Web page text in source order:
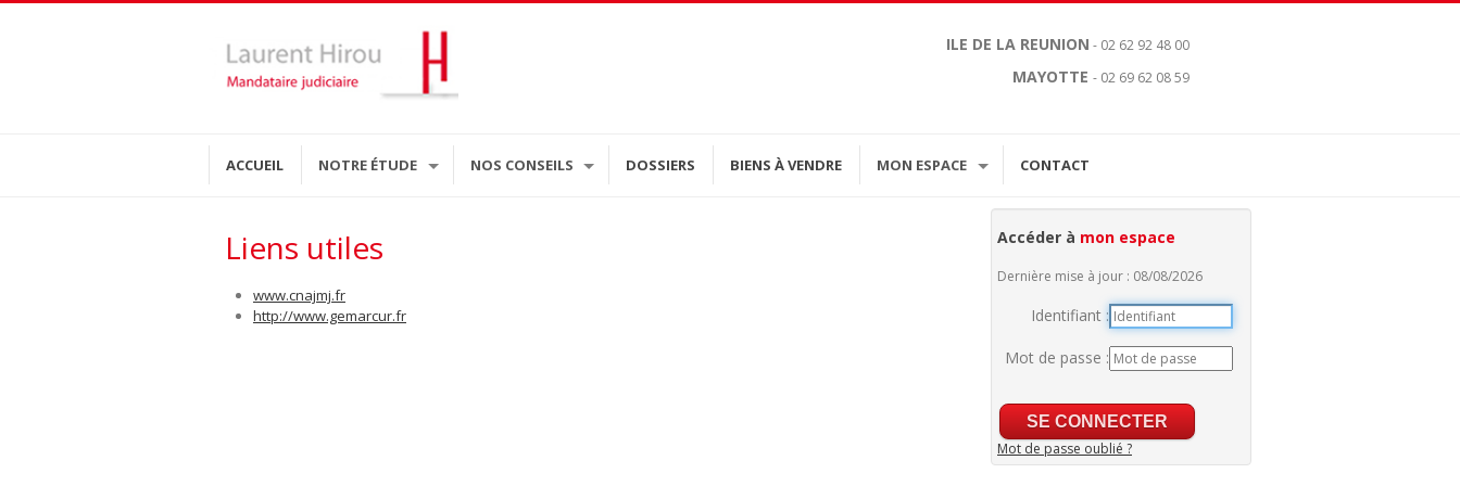
ILE DE LA REUNION - 02 62 92 48 00
MAYOTTE- 02 69 62 08 59
ACCUEIL NOTRE ÉTUDE NOS CONSEILS DOSSIERS BIENS À VENDRE MON ESPACE CONTACT
Accéder à mon espace
Dernière mise à jour : 08/08/2026
Identifiant :
Mot de passe :
Mot de passe oublié ?
Liens utiles
www.cnajmj.fr
http://www.gemarcur.fr